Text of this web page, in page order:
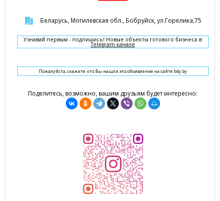
Беларусь, Могилевская обл., Бобруйск, ул.Горелика,75
Узнавай первым - подпишись! Новые объекты готового бизнеса в
Telegram канале
Пожалуйста, скажите что Вы нашли это объявление на сайте b4y.by
Поделитесь, возможно, вашим друзьям будет интересно: